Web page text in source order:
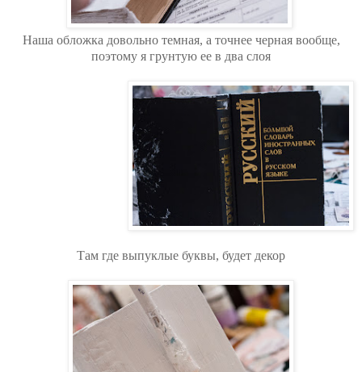
Наша обложка довольно темная, а точнее черная вообще,
поэтому я грунтую ее в два слоя
Там где выпуклые буквы, будет декор